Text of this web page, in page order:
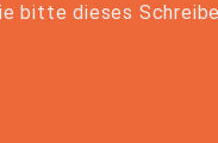
bitte dieses